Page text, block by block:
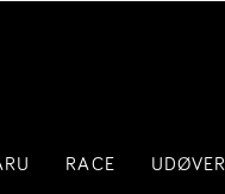
RACE UDØVER